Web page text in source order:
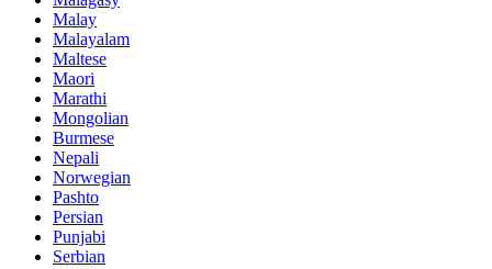
Malay
Malayalam
Maltese
Maori
Marathi
Mongolian
Burmese
Nepali
Norwegian
Pashto
Persian
Punjabi
Serbian